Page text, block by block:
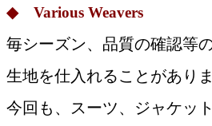
◆ Various Weavers
毎シーズン、品質の確認等
生地を仕入れることがありま
今回も、スーツ、ジャケッ